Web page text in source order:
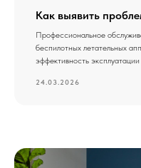
Как выявить
Профессиональное
беспилотных летательных
эффективность
24.03.2026